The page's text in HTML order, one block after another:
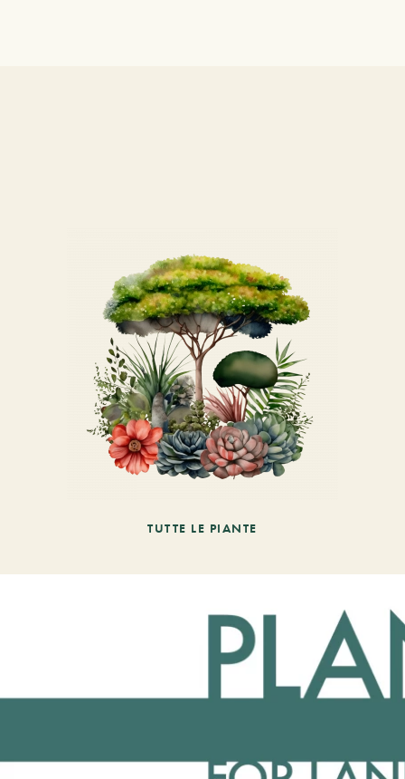
TUTTE LE PIANTE